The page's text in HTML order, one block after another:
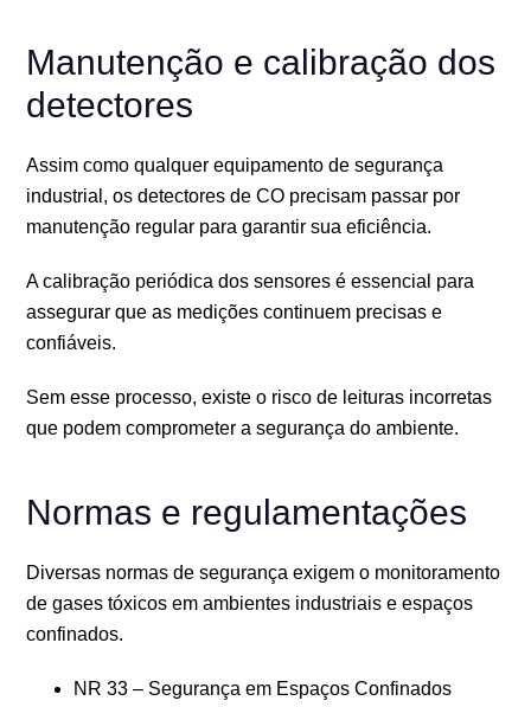
Manutenção e calibração dos
detectores
Assim como qualquer equipamento de segurança
industrial, os detectores de CO precisam passar por
manutenção regular para garantir sua eficiência.
A calibração periódica dos sensores é essencial para
assegurar que as medições continuem precisas e
confiáveis.
Sem esse processo, existe o risco de leituras incorretas
que podem comprometer a segurança do ambiente.
Normas e regulamentações
Diversas normas de segurança exigem o monitoramento
de gases tóxicos em ambientes industriais e espaços
confinados.
NR 33 – Segurança em Espaços Confinados